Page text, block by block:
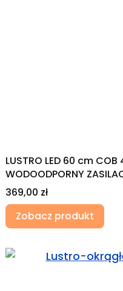
LUSTRO LED 60 cm COB
WODOODPORNY
Cena
369,00 zł
Zobacz produkt